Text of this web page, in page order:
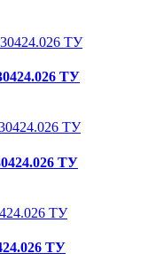
ТУ
ТУ
ТУ